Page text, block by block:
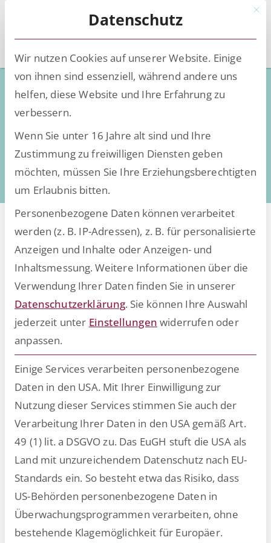
Wir sind ESCRIBA
ESCRIBA steht für
25 Jahre gelebte
Digitalisierung
in Unternehmen.
Unser Kundenportfolio ist dabei genauso bunt und
vielseitig wie wir selbst. DAX und MDAX, klein und
mittelständisch, national und international. Was sie
alle gemeinsam haben? Sie erkennen immer mehr
Möglichkeiten der Digitalisierung und wollen sie für
sich nutzen.
Mit
Datenschutz
Wir nutzen Cookies auf unserer Website. Einige
von ihnen sind essenziell, während andere uns
helfen, diese Website und Ihre Erfahrung zu
verbessern.
Wenn Sie unter 16 Jahre alt sind und Ihre
Zustimmung zu freiwilligen Diensten geben
möchten, müssen Sie Ihre Erziehungsberechtigten
um Erlaubnis bitten.
Personenbezogene Daten können verarbeitet
werden (z. B. IP-Adressen), z. B. für personalisierte
Anzeigen und Inhalte oder Anzeigen- und
Inhaltsmessung. Weitere Informationen über die
Verwendung Ihrer Daten finden Sie in unserer
Datenschutzerklärung. Sie können Ihre Auswahl
jederzeit unter Einstellungen widerrufen oder
anpassen.
Einige Services verarbeiten personenbezogene
Daten in den USA. Mit Ihrer Einwilligung zur
Nutzung dieser Services stimmen Sie auch der
Verarbeitung Ihrer Daten in den USA gemäß Art.
49 (1) lit. a DSGVO zu. Das EuGH stuft die USA als
Land mit unzureichendem Datenschutz nach EU-
Standards ein. So besteht etwa das Risiko, dass
US-Behörden personenbezogene Daten in
Überwachungsprogrammen verarbeiten, ohne
bestehende Klagemöglichkeit für Europäer.